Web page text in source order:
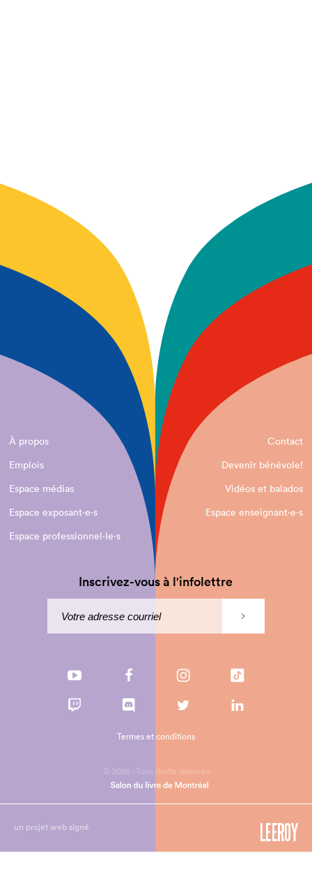
À propos
Contact
Emplois
Devenir bénévole!
Espace médias
Vidéos et balados
Espace exposant·e⋅s
Espace enseignant·e⋅s
Espace professionnel·le⋅s
Inscrivez-vous à l'infolettre
© 2026 - Tous droits réservés
Termes et conditions
un projet web signé